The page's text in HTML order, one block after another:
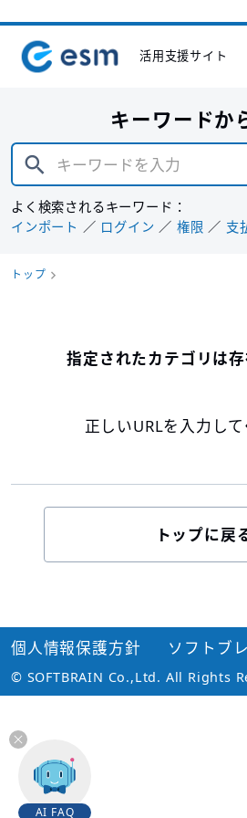
活用支援サイト
キーワードか
よく検索されるキーワード：
インポート
ログイン 権限 支
トップ
指定されたカテゴリは存
正しいURLを入力して
トップに戻
© SOFTBRAIN Co.,Ltd. All Rights
個人情報保護方針 ソフトブ
AI FAQ